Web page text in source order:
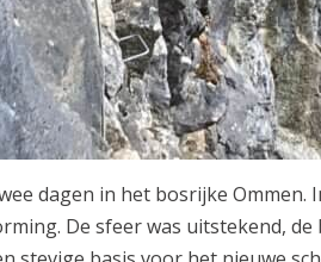
dagen in het bosrijke
De sfeer was uitstekend,